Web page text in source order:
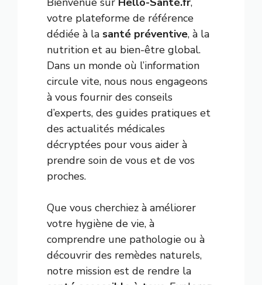
votre plateforme de référence
dédiée à la santé préventive, à la
nutrition et au bien-être global.
Dans un monde où l’information
circule vite, nous nous engageons
à vous fournir des conseils
d’experts, des guides pratiques et
des actualités médicales
décryptées pour vous aider à
prendre soin de vous et de vos
proches.
Que vous cherchiez à améliorer
votre hygiène de vie, à
comprendre une pathologie ou à
découvrir des remèdes naturels,
notre mission est de rendre la